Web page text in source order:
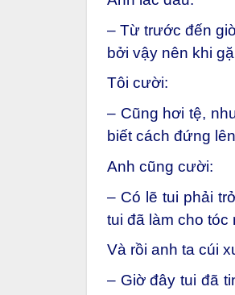
– Từ trước đến
bởi vậy nên khi
Tôi cười:
– Cũng hơi tệ,
biết cách đứng
Anh cũng cười:
– Có lẽ tui phải
tui đã làm cho tóc
Và rồi anh ta cúi
– Giờ đây tui đã